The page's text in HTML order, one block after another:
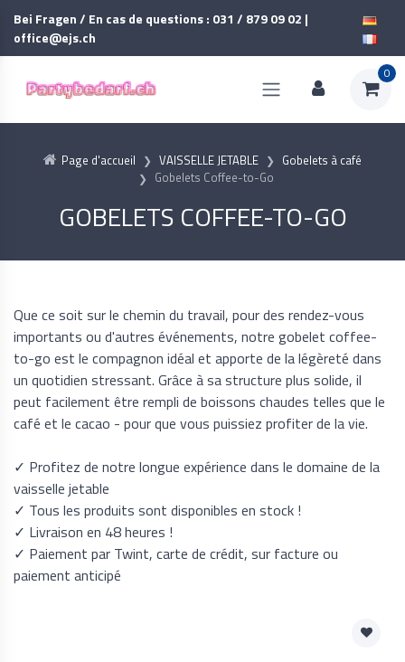
Bei Fragen / En cas de questions : 031 / 879 09 02 |
office@ejs.ch
0
Page d'accueil VAISSELLE JETABLE
Gobelets à café
Gobelets Coffee-to-Go
GOBELETS COFFEE-TO-GO
Que ce soit sur le chemin du travail, pour des rendez-vous
importants ou d'autres événements, notre gobelet coffee-
to-go est le compagnon idéal et apporte de la légèreté dans
un quotidien stressant. Grâce à sa structure plus solide, il
peut facilement être rempli de boissons chaudes telles que le
café et le cacao - pour que vous puissiez profiter de la vie.
✓ Profitez de notre longue expérience dans le domaine de la
vaisselle jetable
✓ Tous les produits sont disponibles en stock !
✓ Livraison en 48 heures !
✓ Paiement par Twint, carte de crédit, sur facture ou
paiement anticipé